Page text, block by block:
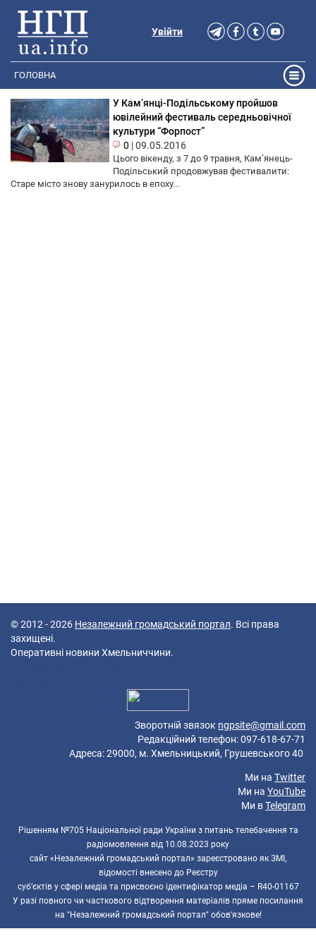
Увійти
ГОЛОВНА
У Кам’янці-Подільському пройшов
ювілейний фестиваль середньовічної
культури “Форпост”
0 |09.05.2016
Цього вікенду, з 7 до 9 травня, Кам’янець-
Подільський продовжував фестивалити:
Старе місто знову занурилось в епоху...
© 2012 - 2026 Незалежний громадський портал. Всі права
захищені.
Оперативні новини Хмельниччини.
Зворотній звязок ngpsite@gmail.com
Редакційний телефон: 097-618-67-71
Адреса: 29000, м. Хмельницький, Грушевського 40
Ми на Twitter
Ми на YouTube
Ми вTelegram
Рішенням №705 Національної ради України з питань телебачення та
радіомовлення від 10.08.2023 року
сайт «Незалежний громадський портал» зареєстровано як ЗМІ,
відомості внесено до Реєстру
суб’єктів у сфері медіа та присвоєно ідентифікатор медіа – R40-01167
У разі повного чи часткового відтворення матеріалів пряме посилання
на "Незалежний громадський портал" обов'язкове!